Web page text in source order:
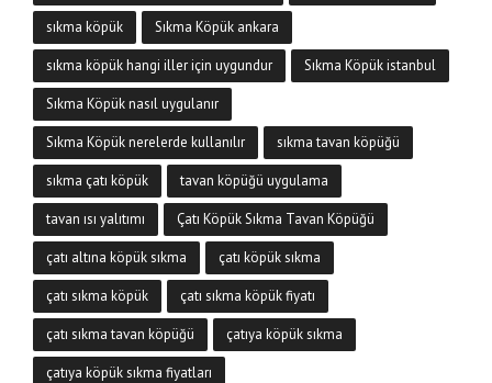
sıkma köpük Sıkma Köpük ankara
sıkma köpük hangi iller için uygundur Sıkma Köpük istanbul
Sıkma Köpük nasıl uygulanır
Sıkma Köpük nerelerde kullanılır sıkma tavan köpüğü
sıkma çatı köpük tavan köpüğü uygulama
tavan ısı yalıtımı Çatı Köpük Sıkma Tavan Köpüğü
çatı altına köpük sıkma çatı köpük sıkma
çatı sıkma köpük çatı sıkma köpük fiyatı
çatı sıkma tavan köpüğü çatıya köpük sıkma
çatıya köpük sıkma fiyatları